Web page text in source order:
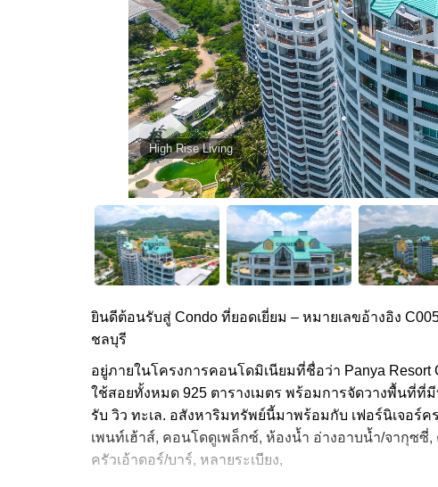
High Rise Living
ยินดีต้อนรับสู่ Condo ที่ยอดเยี่ยม – หมายเลขอ้างอิง
ชลบุรี
อยู่ภายในโครงการคอนโดมิเนียมที่ชื่อว่า Panya Resort
ใช้สอยทั้งหมด 925 ตารางเมตร พร้อมการจัดวางพื้นที่
รับ วิว ทะเล. อสังหาริมทรัพย์นี้มาพร้อมกับ เฟอร์นิเจอร์
เพนท์เฮ้าส์, คอนโดดูเพล็กซ์, ห้องน้ำ อ่างอาบน้ำ/จากุซซี่
ครัวเอ้าดอร์/บาร์, หลายระเบียง,